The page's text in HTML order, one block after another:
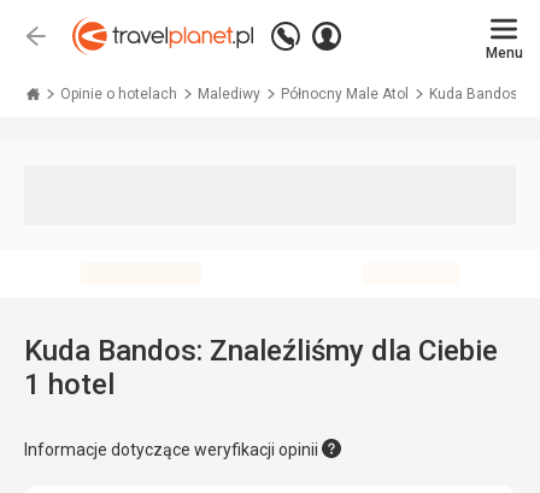
Wstecz
Zadzwoń
+48 71 771 76 55
Zaloguj
Menu
Opinie o hotelach Malediwy Północny Male Atol Kuda Bandos
Kuda Bandos: Znaleźliśmy dla Ciebie
1 hotel
Informacje dotyczące weryfikacji opinii